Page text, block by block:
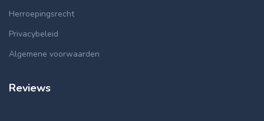
Herroepingsrecht
Privacybeleid
Algemene voorwaarden
Reviews